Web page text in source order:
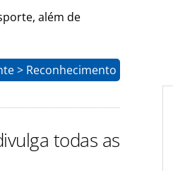
além de
> Reconhecimento
todas as